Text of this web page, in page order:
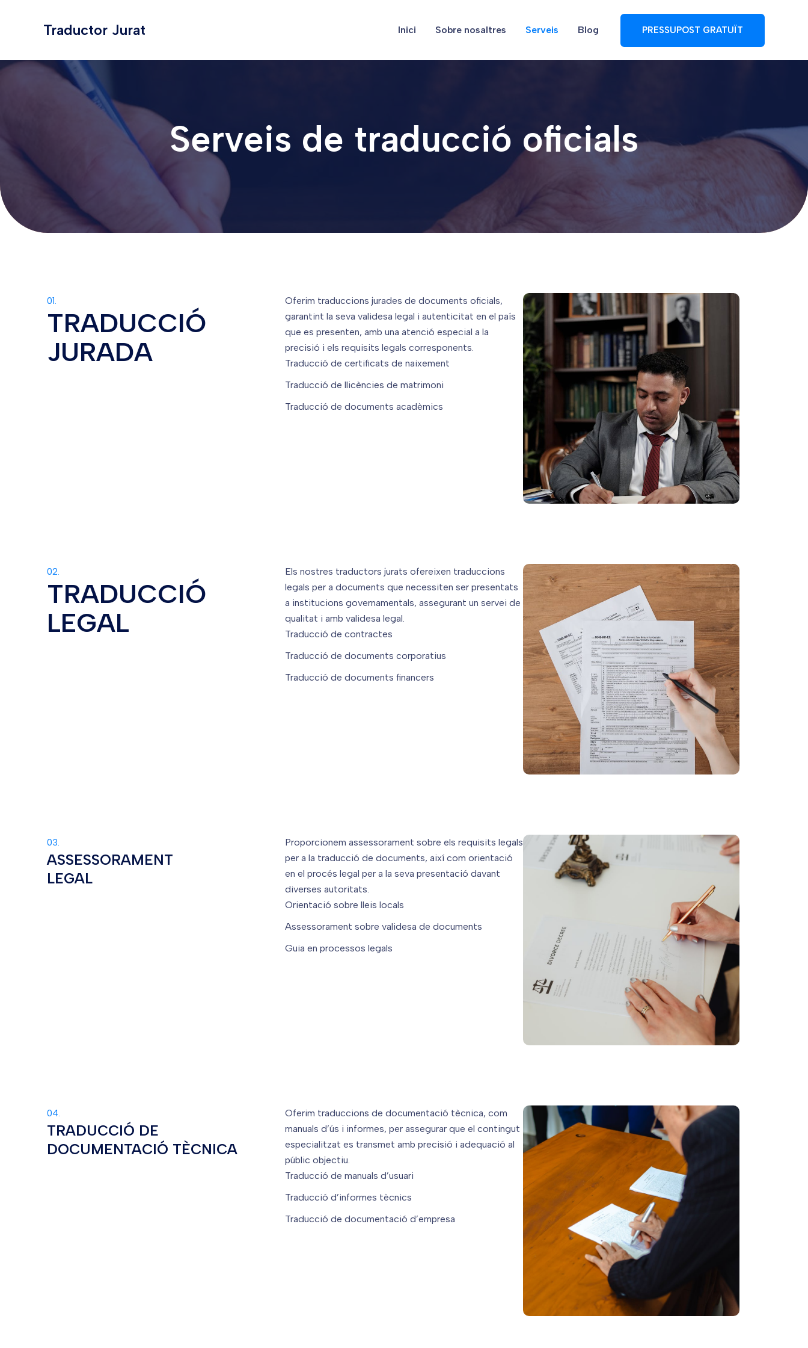
Traductor Jurat Inici Sobre nosaltres Serveis Blog PRESSUPOST GRATUÏT
Serveis de traducció oficials
01.
TRADUCCIÓ
JURADA
Oferim traduccions jurades de documents oficials,
garantint la seva validesa legal i autenticitat en el país
que es presenten, amb una atenció especial a la
precisió i els requisits legals corresponents.
Traducció de certificats de naixement
Traducció de llicències de matrimoni
Traducció de documents acadèmics
02.
TRADUCCIÓ
LEGAL
Els nostres traductors jurats ofereixen traduccions
legals per a documents que necessiten ser presentats
a institucions governamentals, assegurant un servei de
qualitat i amb validesa legal.
Traducció de contractes
Traducció de documents corporatius
Traducció de documents financers
03.
ASSESSORAMENT
LEGAL
Proporcionem assessorament sobre els requisits legals
per a la traducció de documents, així com orientació
en el procés legal per a la seva presentació davant
diverses autoritats.
Orientació sobre lleis locals
Assessorament sobre validesa de documents
Guia en processos legals
04.
TRADUCCIÓ DE
DOCUMENTACIÓ TÈCNICA
Oferim traduccions de documentació tècnica, com
manuals d’ús i informes, per assegurar que el contingut
especialitzat es transmet amb precisió i adequació al
públic objectiu.
Traducció de manuals d’usuari
Traducció d’informes tècnics
Traducció de documentació d’empresa